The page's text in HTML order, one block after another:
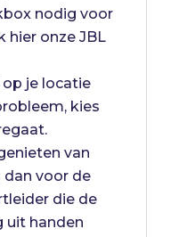
nodig voor
hieronze JBL
je locatie
kies
.
van
dan voor de
die de
uit handen